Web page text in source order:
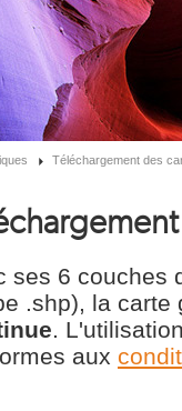
Téléchargement des
ses 6 couches
.shp), la
.
aux